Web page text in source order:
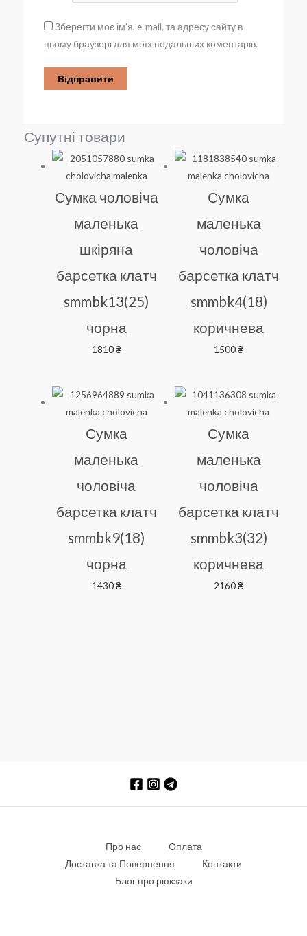
Зберегти моє ім'я, e-mail, та адресу сайту в
цьому браузері для моїх подальших коментарів.
Супутні товари
Сумка чоловіча
маленька
шкіряна
барсетка клатч
smmbk13(25)
чорна
1810₴
Сумка
маленька
чоловіча
барсетка клатч
smmbk4(18)
коричнева
1500₴
Сумка
маленька
чоловіча
барсетка клатч
smmbk9(18)
чорна
1430₴
Сумка
маленька
чоловіча
барсетка клатч
smmbk3(32)
коричнева
2160₴
Про нас
Оплата
Доставка та Повернення
Контакти
Блог про рюкзаки